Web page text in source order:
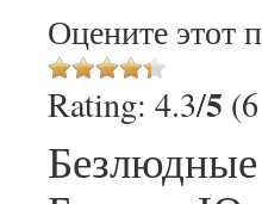
Оцените этот
Rating: 4.3/5